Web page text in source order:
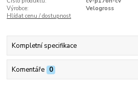
Výrobce:
Velogross
Hlídat cenu / dostupnost
Kompletní specifikace
Komentáře 0